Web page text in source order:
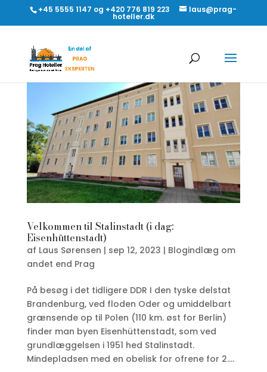
+45 5555 1147 og +420 776 819 223 laus@prag-
hoteller.dk
Velkommen til Stalinstadt (i dag:
Eisenhüttenstadt)
af Laus Sørensen | sep 12, 2023 | Blogindlæg om
andet end Prag
På besøg i det tidligere DDR I den tyske delstat
Brandenburg, ved floden Oder og umiddelbart
grænsende op til Polen (110 km. øst for Berlin)
finder man byen Eisenhüttenstadt, som ved
grundlæggelsen i 1951 hed Stalinstadt.
Mindepladsen med en obelisk for ofrene for 2....